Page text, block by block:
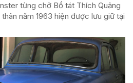
từng chở Bồ tát Thích Quảng
năm 1963 hiện được lưu giữ tại